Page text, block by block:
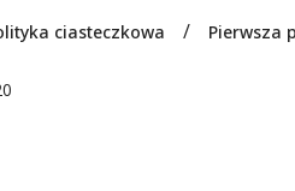
ciasteczkowa
Pierwsza